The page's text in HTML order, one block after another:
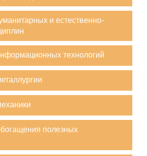
и естественно-
технологий
полезных